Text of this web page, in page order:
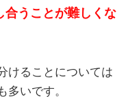
合うことが難しくな
けることについては
多いです。